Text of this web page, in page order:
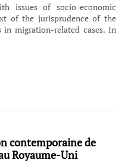
issues of socio-economic
of the jurisprudence of the
migration-related cases. In
contemporaine de
Royaume-Uni